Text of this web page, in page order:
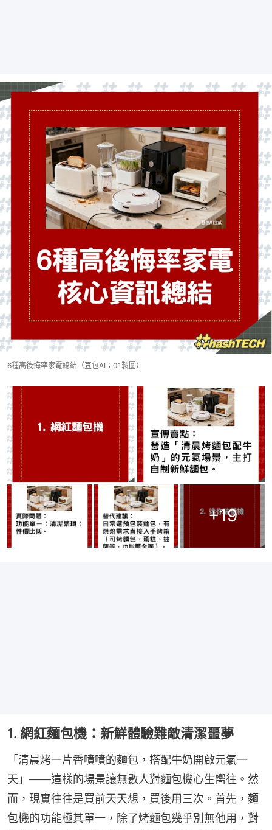
6種高後悔率家電總結（豆包AI；01製圖）
+19
1. 網紅麵包機：新鮮體驗難敵清潔噩夢
「清晨烤一片香噴噴的麵包，搭配牛奶開啟元氣一
天」——這樣的場景讓無數人對麵包機心生嚮往。然
而，現實往往是買前天天想，買後用三次。首先，麵
包機的功能極其單一，除了烤麵包幾乎別無他用，對